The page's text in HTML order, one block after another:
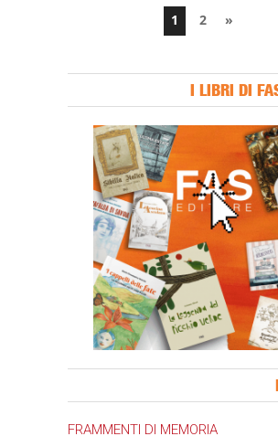
1 2 »
I LIBRI DI
FRAMMENTI DI MEMORIA